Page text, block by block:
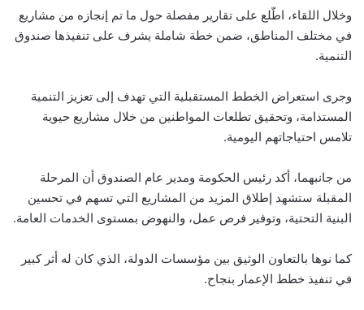
وخلال اللقاء، اطّلع على تقارير مفصلة حول ما تم إنجازه من مشاريع
في مختلف المناطق، ضمن خطة شاملة يشرف على تنفيذها صندوق
التنمية.
وجرى استعراض الخطط المستقبلية التي تهدف إلى تعزيز التنمية
المستدامة، وتحقيق تطلعات المواطنين من خلال مشاريع حيوية
تلامس احتياجاتهم اليومية.
من جانبهما، أكد رئيس الحكومة ومدير عام الصندوق أن المرحلة
المقبلة ستشهد إطلاق المزيد من المشاريع التي تسهم في تحسين
البنية التحتية، وتوفير فرص عمل، والنهوض بمستوى الخدمات العامة.
كما نوها بالتعاون الوثيق بين مؤسسات الدولة، الذي كان له أثر كبير
في تنفيذ خطط الإعمار بنجاح.